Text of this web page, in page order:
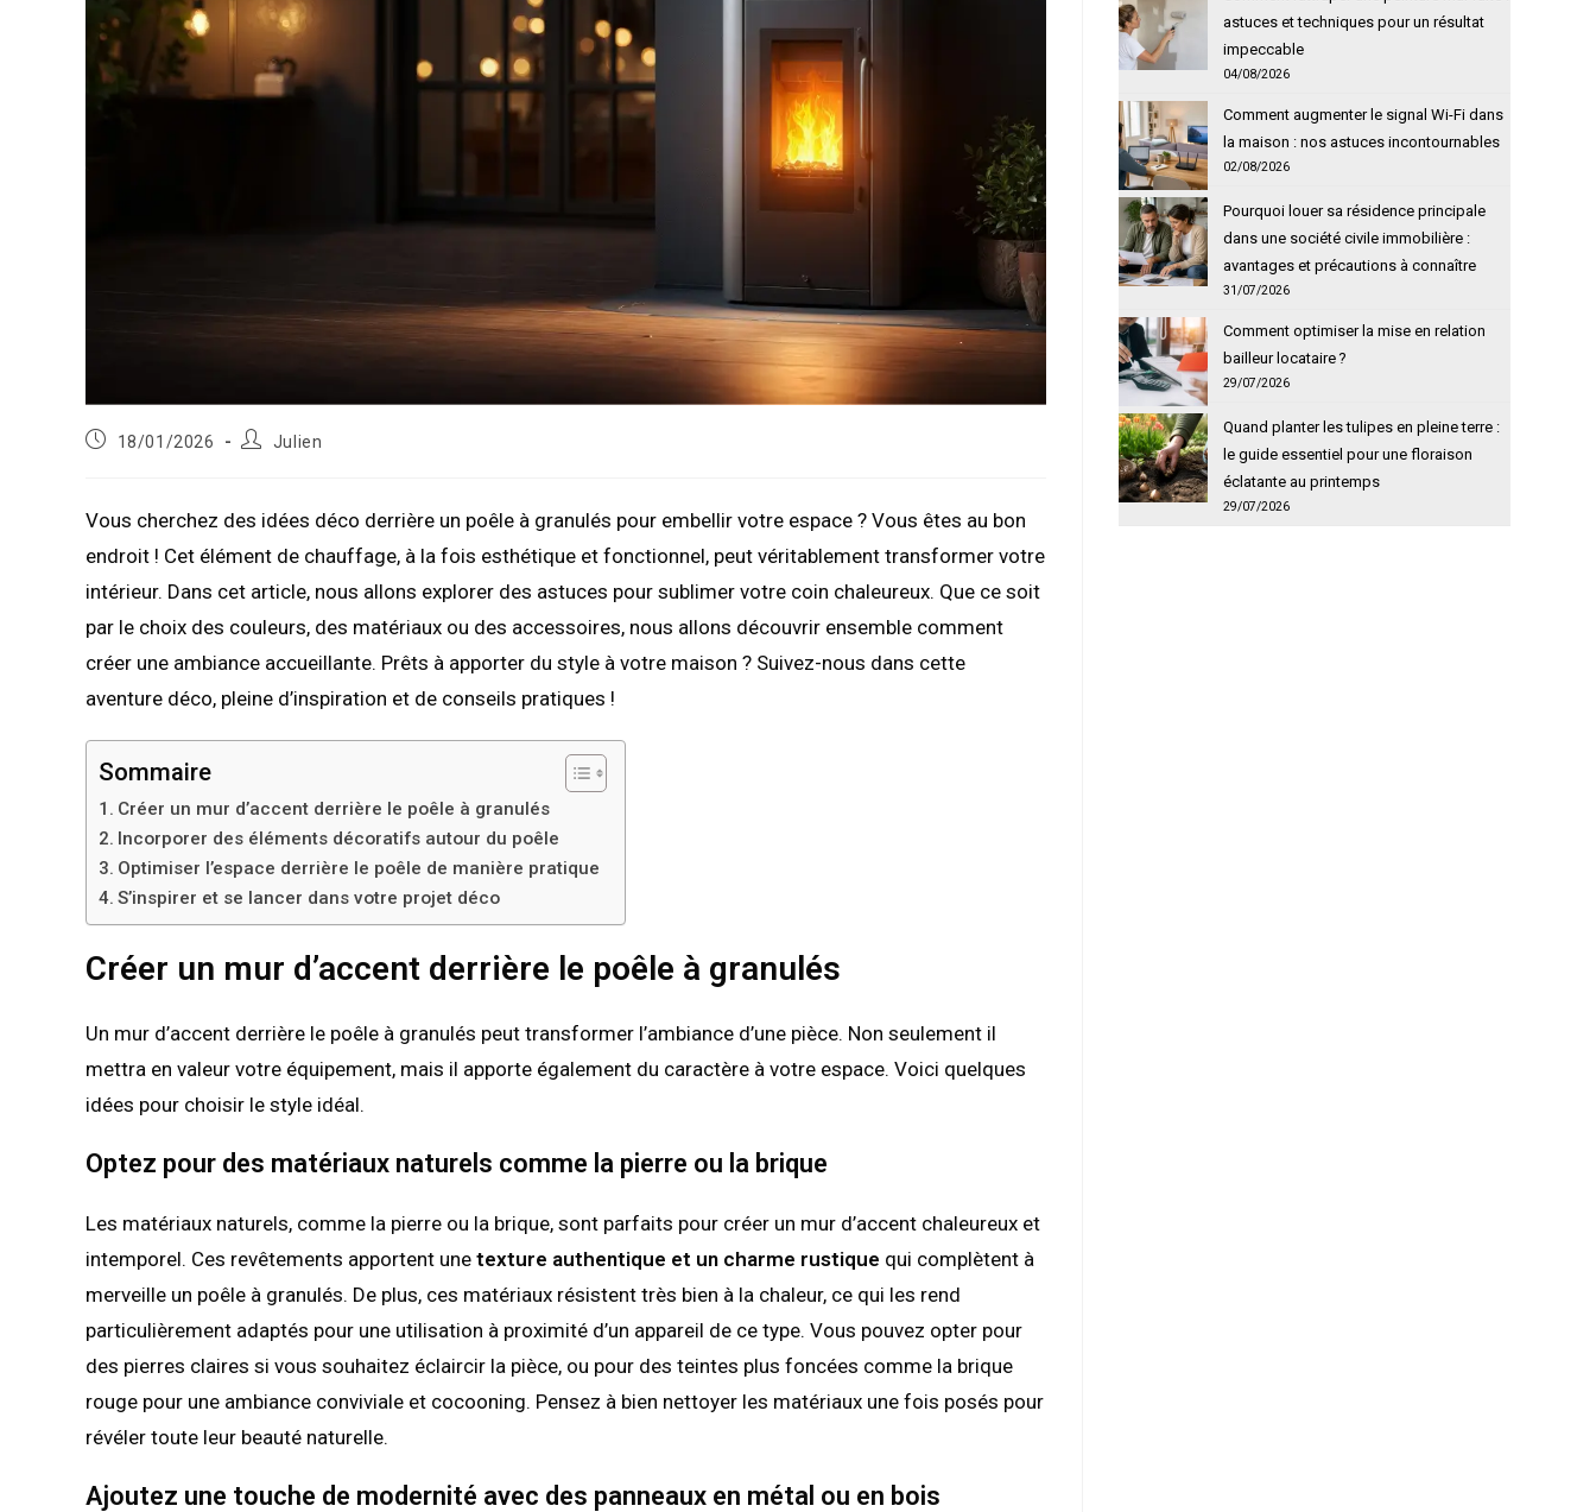
Publication
18/01/2026
Auteur/autrice
Julien
Vous cherchez des idées déco derrière un poêle à granulés pour embellir votre espace ? Vous êtes au bon
endroit ! Cet élément de chauffage, à la fois esthétique et fonctionnel, peut véritablement transformer votre
intérieur. Dans cet article, nous allons explorer des astuces pour sublimer votre coin chaleureux. Que ce soit
par le choix des couleurs, des matériaux ou des accessoires, nous allons découvrir ensemble comment
créer une ambiance accueillante. Prêts à apporter du style à votre maison ? Suivez-nous dans cette
aventure déco, pleine d’inspiration et de conseils pratiques !
Sommaire
Créer un mur d’accent derrière le poêle à granulés
Incorporer des éléments décoratifs autour du poêle
Optimiser l’espace derrière le poêle de manière pratique
S’inspirer et se lancer dans votre projet déco
Créer un mur d’accent derrière le poêle à granulés
Un mur d’accent derrière le poêle à granulés peut transformer l’ambiance d’une pièce. Non seulement il
mettra en valeur votre équipement, mais il apporte également du caractère à votre espace. Voici quelques
idées pour choisir le style idéal.
Optez pour des matériaux naturels comme la pierre ou la brique
Les matériaux naturels, comme la pierre ou la brique, sont parfaits pour créer un mur d’accent chaleureux et
intemporel. Ces revêtements apportent une texture authentique et un charme rustique qui complètent à
merveille un poêle à granulés. De plus, ces matériaux résistent très bien à la chaleur, ce qui les rend
particulièrement adaptés pour une utilisation à proximité d’un appareil de ce type. Vous pouvez opter pour
des pierres claires si vous souhaitez éclaircir la pièce, ou pour des teintes plus foncées comme la brique
rouge pour une ambiance conviviale et cocooning. Pensez à bien nettoyer les matériaux une fois posés pour
révéler toute leur beauté naturelle.
Ajoutez une touche de modernité avec des panneaux en métal ou en bois
astuces et techniques pour un résultat
impeccable
04/08/2026
Comment augmenter le signal Wi-Fi dans
la maison : nos astuces incontournables
02/08/2026
Pourquoi louer sa résidence principale
dans une société civile immobilière :
avantages et précautions à connaître
31/07/2026
Comment optimiser la mise en relation
bailleur locataire ?
29/07/2026
Quand planter les tulipes en pleine terre :
le guide essentiel pour une floraison
éclatante au printemps
29/07/2026